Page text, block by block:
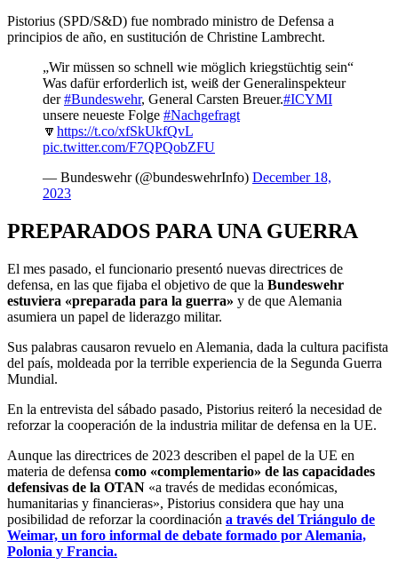
Pistorius (SPD/S&D) fue nombrado ministro de Defensa a
principios de año, en sustitución de Christine Lambrecht.
„Wir müssen so schnell wie möglich kriegstüchtig sein“
Was dafür erforderlich ist, weiß der Generalinspekteur
der#Bundeswehr, General Carsten Breuer.#ICYMI
unsere neueste Folge #Nachgefragt
🔽 https://t.co/xfSkUkfQvL
pic.twitter.com/F7QPQobZFU
— Bundeswehr (@bundeswehrInfo) December 18,
2023
PREPARADOS PARA UNA GUERRA
El mes pasado, el funcionario presentó nuevas directrices de
defensa, en las que fijaba el objetivo de que la Bundeswehr
estuviera «preparada para la guerra» y de que Alemania
asumiera un papel de liderazgo militar.
Sus palabras causaron revuelo en Alemania, dada la cultura pacifista
del país, moldeada por la terrible experiencia de la Segunda Guerra
Mundial.
En la entrevista del sábado pasado, Pistorius reiteró la necesidad de
reforzar la cooperación de la industria militar de defensa en la UE.
Aunque las directrices de 2023 describen el papel de la UE en
materia de defensa como «complementario» de las capacidades
defensivas de la OTAN «a través de medidas económicas,
humanitarias y financieras», Pistorius considera que hay una
posibilidad de reforzar la coordinación a través del Triángulo de
Weimar, un foro informal de debate formado por Alemania,
Polonia y Francia.